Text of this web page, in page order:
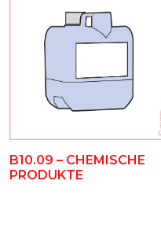
B10.09 – CHEMISCHE
PRODUKTE